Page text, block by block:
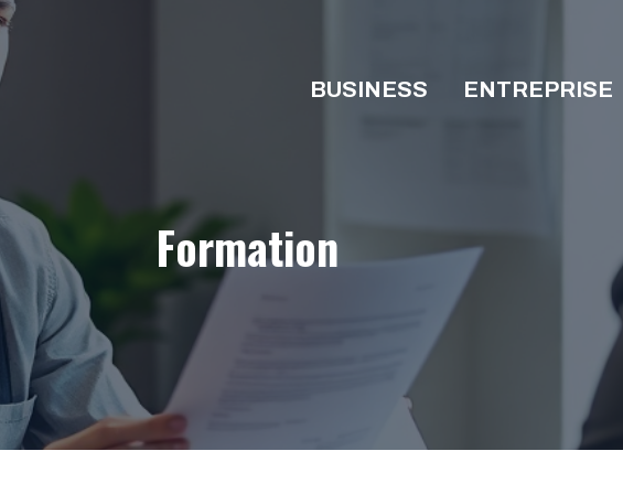
BUSINESS ENTREPRISE
Formation